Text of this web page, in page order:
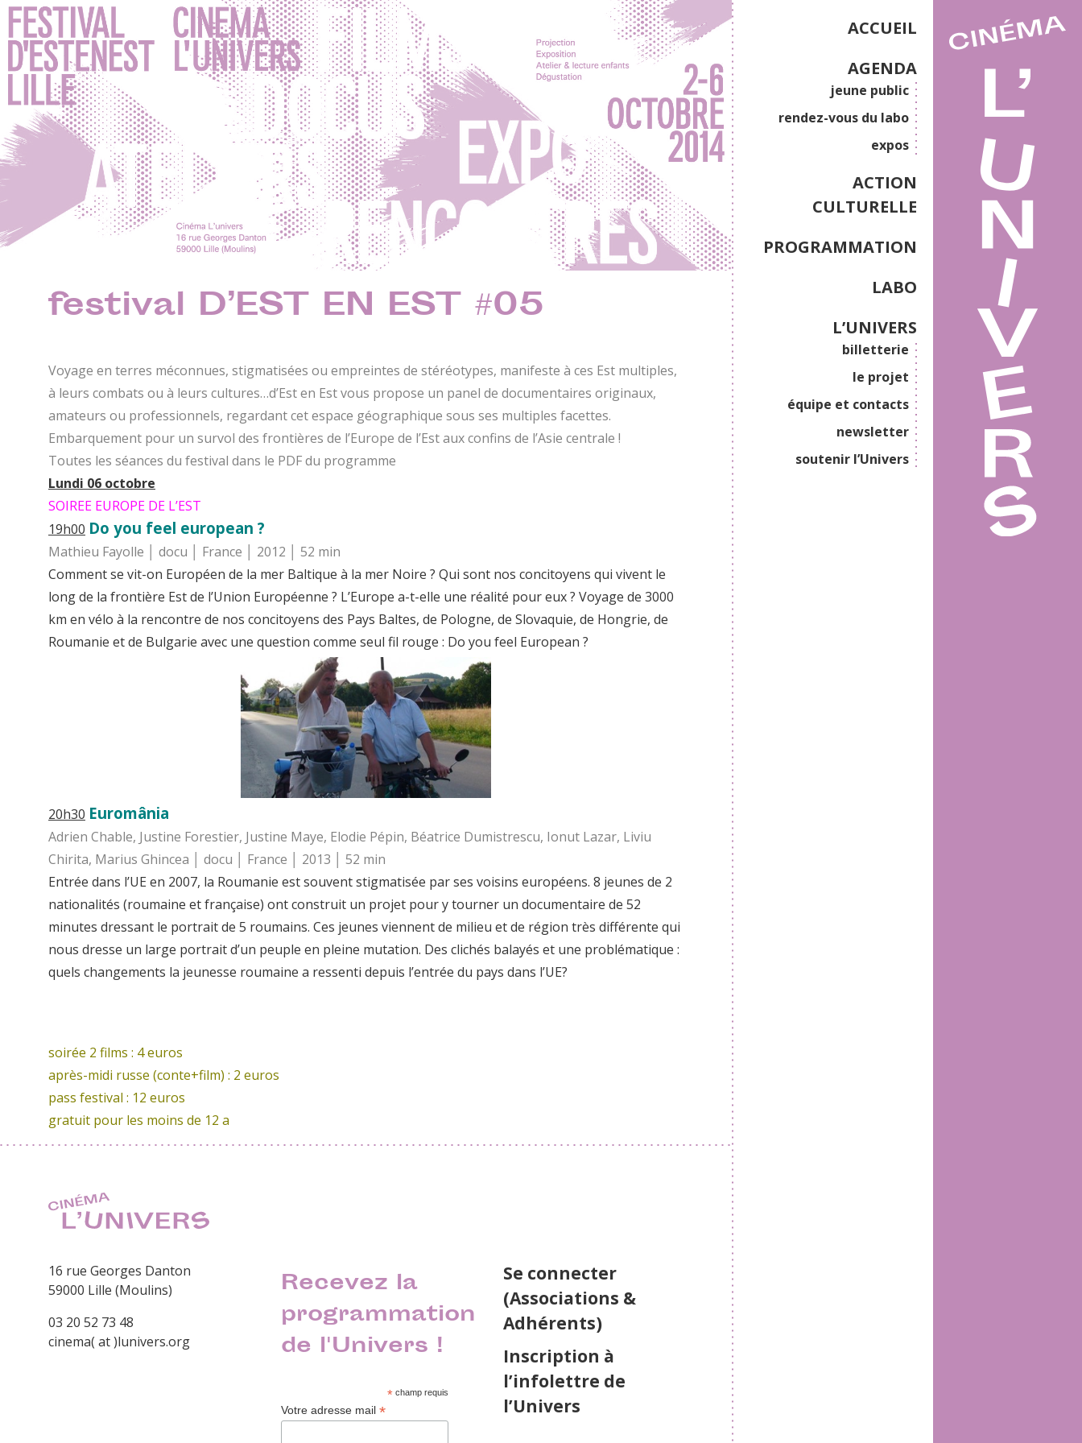
ACCUEIL
AGENDA
jeune public
rendez-vous du labo
expos
ACTION
CULTURELLE
PROGRAMMATION
LABO
L’UNIVERS
billetterie
le projet
équipe et contacts
newsletter
soutenir l’Univers
festival D’EST EN EST #05
Voyage en terres méconnues, stigmatisées ou empreintes de stéréotypes, manifeste à ces Est multiples,
à leurs combats ou à leurs cultures…d’Est en Est vous propose un panel de documentaires originaux,
amateurs ou professionnels, regardant cet espace géographique sous ses multiples facettes.
Embarquement pour un survol des frontières de l’Europe de l’Est aux confins de l’Asie centrale !
Toutes les séances du festival dans le PDF du programme
Lundi 06 octobre
SOIREE EUROPE DE L’EST
19h00 Do you feel european ?
Mathieu Fayolle │ docu │ France │ 2012 │ 52 min
Comment se vit-on Européen de la mer Baltique à la mer Noire ? Qui sont nos concitoyens qui vivent le
long de la frontière Est de l’Union Européenne ? L’Europe a-t-elle une réalité pour eux ? Voyage de 3000
km en vélo à la rencontre de nos concitoyens des Pays Baltes, de Pologne, de Slovaquie, de Hongrie, de
Roumanie et de Bulgarie avec une question comme seul fil rouge : Do you feel European ?
20h30 Euromânia
Adrien Chable, Justine Forestier, Justine Maye, Elodie Pépin, Béatrice Dumistrescu, Ionut Lazar, Liviu
Chirita, Marius Ghincea │ docu │ France │ 2013 │ 52 min
Entrée dans l’UE en 2007, la Roumanie est souvent stigmatisée par ses voisins européens. 8 jeunes de 2
nationalités (roumaine et française) ont construit un projet pour y tourner un documentaire de 52
minutes dressant le portrait de 5 roumains. Ces jeunes viennent de milieu et de région très différente qui
nous dresse un large portrait d’un peuple en pleine mutation. Des clichés balayés et une problématique :
quels changements la jeunesse roumaine a ressenti depuis l’entrée du pays dans l’UE?
soirée 2 films : 4 euros
après-midi russe (conte+film) : 2 euros
pass festival : 12 euros
gratuit pour les moins de 12 a
16 rue Georges Danton
59000 Lille (Moulins)
03 20 52 73 48
cinema( at )lunivers.org
Recevez la
programmation
de l'Univers !
*champ requis
Votre adresse mail*
Se connecter
(Associations &
Adhérents)
Inscription à
l’infolettre de
l’Univers